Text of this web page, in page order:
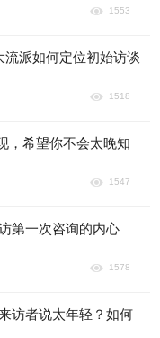
1553
流派如何定位初始访谈
1518
，希望你不会太晚知
1547
第一次咨询的内心
1578
访者说太年轻？如何